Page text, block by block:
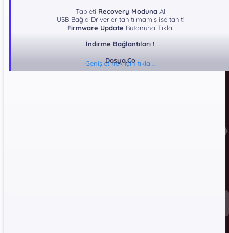
Tableti Recovery ModunaAl
USB Bağla Driverler tanıtılmamış ise tanıt!
Firmware Update Butonuna Tıkla.
İndirme Bağlantıları !
Dosya.Co
Genişletmek için tıkla ...